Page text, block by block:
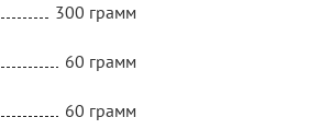
300 грамм
60 грамм
60 грамм